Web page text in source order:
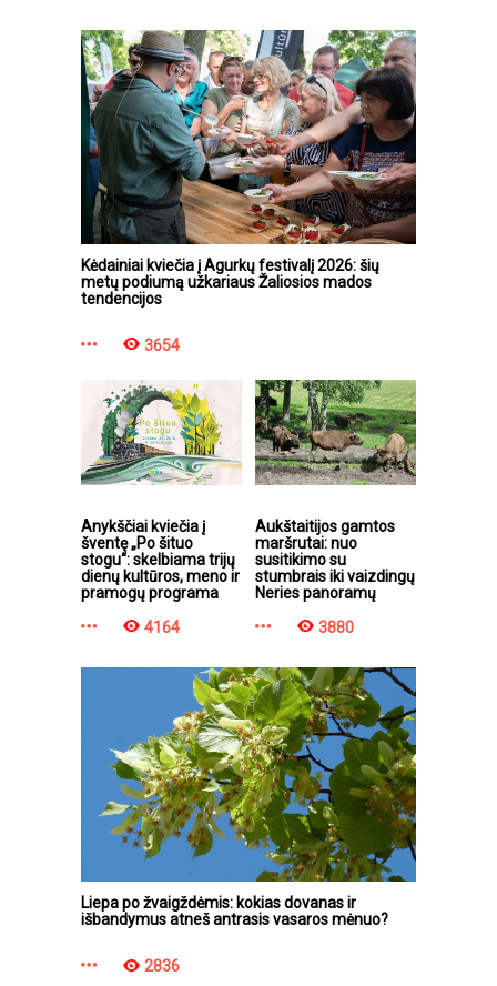
Kėdainiai kviečia į Agurkų festivalį 2026: šių
metų podiumą užkariaus Žaliosios mados
tendencijos
3654
Anykščiai kviečia į
šventę „Po šituo
stogu“: skelbiama trijų
dienų kultūros, meno ir
pramogų programa
4164
Aukštaitijos gamtos
maršrutai: nuo
susitikimo su
stumbrais iki vaizdingų
Neries panoramų
3880
Liepa po žvaigždėmis: kokias dovanas ir
išbandymus atneš antrasis vasaros mėnuo?
2836